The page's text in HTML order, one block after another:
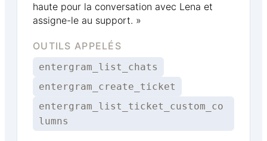
haute pour la conversation avec Lena et
assigne-le au support. »
OUTILS APPELÉS
entergram_list_chats
entergram_create_ticket
entergram_list_ticket_custom_co
lumns